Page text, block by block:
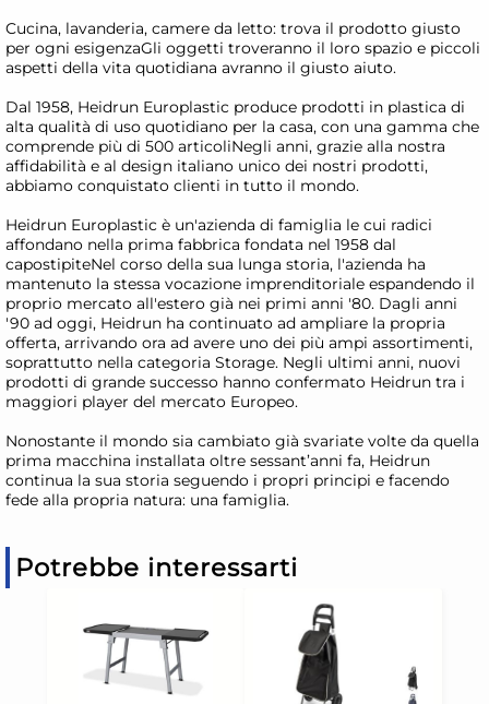
Cucina, lavanderia, camere da letto: trova il prodotto giusto
per ogni esigenzaGli oggetti troveranno il loro spazio e piccoli
aspetti della vita quotidiana avranno il giusto aiuto.
Dal 1958, Heidrun Europlastic produce prodotti in plastica di
alta qualità di uso quotidiano per la casa, con una gamma che
comprende più di 500 articoliNegli anni, grazie alla nostra
affidabilità e al design italiano unico dei nostri prodotti,
abbiamo conquistato clienti in tutto il mondo.
Heidrun Europlastic è un'azienda di famiglia le cui radici
affondano nella prima fabbrica fondata nel 1958 dal
capostipiteNel corso della sua lunga storia, l'azienda ha
mantenuto la stessa vocazione imprenditoriale espandendo il
proprio mercato all'estero già nei primi anni '80. Dagli anni
'90 ad oggi, Heidrun ha continuato ad ampliare la propria
offerta, arrivando ora ad avere uno dei più ampi assortimenti,
soprattutto nella categoria Storage. Negli ultimi anni, nuovi
prodotti di grande successo hanno confermato Heidrun tra i
maggiori player del mercato Europeo.
Nonostante il mondo sia cambiato già svariate volte da quella
prima macchina installata oltre sessant’anni fa, Heidrun
continua la sua storia seguendo i propri principi e facendo
fede alla propria natura: una famiglia.
Potrebbe interessarti